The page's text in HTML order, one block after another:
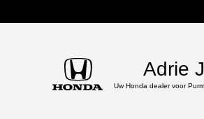
Adrie
Uw Honda dealer voor